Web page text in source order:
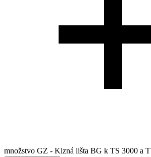
množstvo GZ - Klzná lišta BG k TS 3000 a